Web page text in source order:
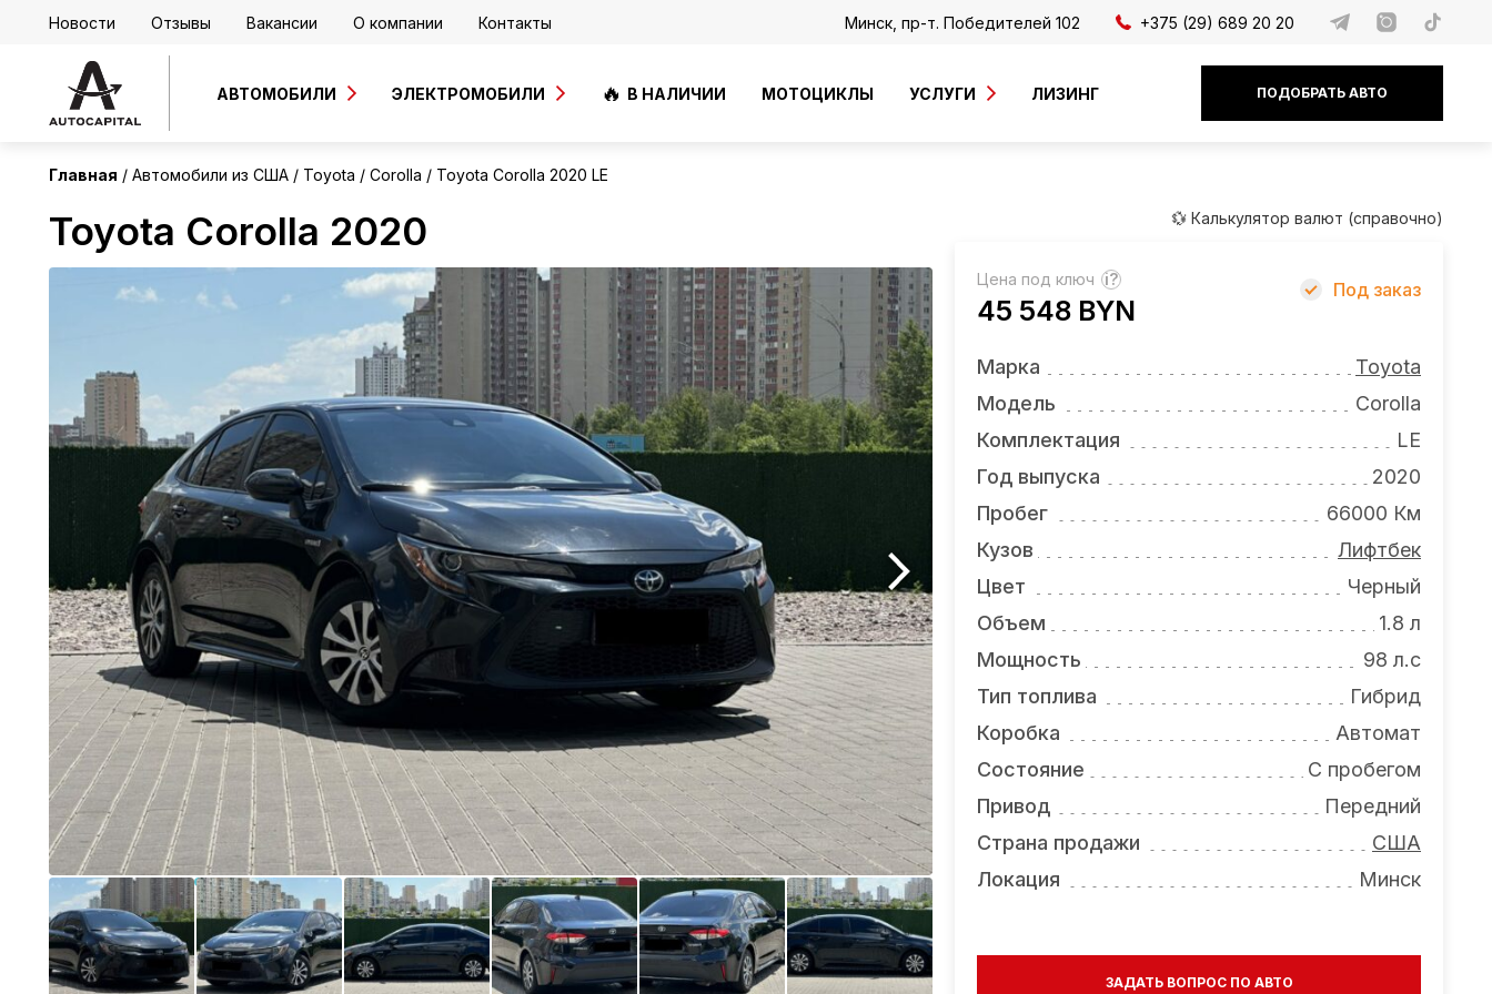
Новости Отзывы Вакансии О компании Контакты Минск, пр-т. Победителей 102 +375 (29) 689 20 20
АВТОМОБИЛИ ЭЛЕКТРОМОБИЛИ В НАЛИЧИИ МОТОЦИКЛЫ УСЛУГИ ЛИЗИНГ ПОДОБРАТЬ АВТО
Главная Автомобили из США Toyota Corolla Toyota Corolla 2020 LE
Toyota Corolla 2020 💱 Калькулятор валют (справочно)
Цена под ключ ?
45 548 BYN
Под заказ
Марка
Toyota
Модель
Corolla
Комплектация
LE
Год выпуска
2020
Пробег
66000 Км
Кузов
Лифтбек
Цвет
Черный
Объем
1.8 л
Мощность
98 л.с
Тип топлива
Гибрид
Коробка
Автомат
Состояние
С пробегом
Привод
Передний
Страна продажи
США
Локация
Минск
ЗАДАТЬ ВОПРОС ПО АВТО